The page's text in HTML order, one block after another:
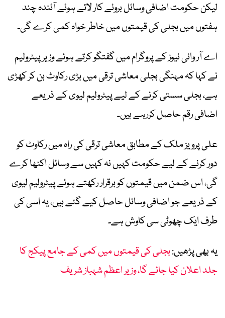
لیکن حکومت اضافی وسائل بروئے کار لاتے ہوئے آئندہ چند
ہفتوں میں بجلی کی قیمتوں میں خاطر خواہ کمی کرے گی۔
اے آر وائی نیوز کے پروگرام میں گفتگو کرتے ہوئے وزیر پیٹرولیم
نے کہا کہ مہنگی بجلی معاشی ترقی میں بڑی رکاوٹ بن کر کھڑی
ہے، بجلی سستی کرنے کے لیے پیٹرولیم لیوی کے ذریعے
اضافی رقم حاصل کررہے ہیں۔
علی پرویز ملک کے مطابق معاشی ترقی کی راہ میں رکاوٹ کو
دور کرنے کے لیے حکومت کہیں نہ کہیں سے وسائل اکٹھا کرے
گی، اس ضمن میں قیمتوں کو برقرار رکھتے ہوئے پیٹرولیم لیوی
کے ذریعے جو اضافی وسائل حاصل کیے گئے ہیں، یہ اسی کی
طرف ایک چھوٹی سی کاوش ہے۔
یہ بھی پڑھیں:بجلی کی قیمتوں میں کمی کے جامع پیکج کا
جلد اعلان کیا جائے گا، وزیر اعظم شہباز شریف